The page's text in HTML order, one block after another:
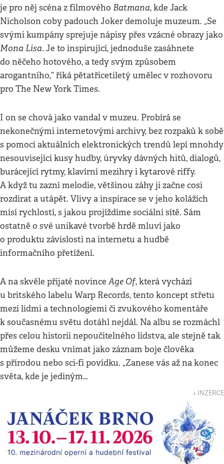
je pro něj scéna z filmového Batmana, kde Jack
Nicholson coby padouch Joker demoluje muzeum. „Se
svými kumpány sprejuje nápisy přes vzácné obrazy jako
Mona Lisa. Je to inspirující, jednoduše zasáhnete
do něčeho hotového, a tedy svým způsobem
arogantního,“ říká pětatřicetiletý umělec v rozhovoru
pro The New York Times.
I on se chová jako vandal v muzeu. Probírá se
nekonečnými internetovými archivy, bez rozpaků k sobě
s pomocí aktuálních elektronických trendů lepí mnohdy
nesouvisející kusy hudby, úryvky dávných hitů, dialogů,
burácející rytmy, klavírní mezihry i kytarové riffy.
A když tu zazní melodie, většinou záhy ji začne cosi
rozdírat a utápět. Vlivy a inspirace se v jeho kolážích
mísí rychlostí, s jakou projíždíme sociální sítě. Sám
ostatně o své unikavé tvorbě hrdě mluví jako
o produktu závislosti na internetu a hudbě
informačního přetížení.
A na skvěle přijaté novinceAge Of, která vychází
u britského labelu Warp Records, tento koncept střetu
mezi lidmi a technologiemi či zvukového komentáře
k současnému světu dotáhl nejdál. Na albu se rozmáchl
přes celou historii nepoučitelného lidstva, ale stejně tak
můžeme desku vnímat jako záznam boje člověka
s přírodou nebo sci-fi povídku. „Zanese vás až na konec
světa, kde je jediným…
↓ INZERCE